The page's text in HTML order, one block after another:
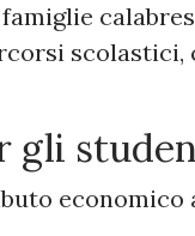
scolastici,
gli